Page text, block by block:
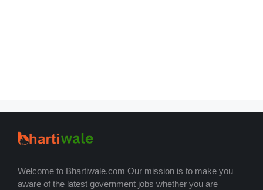
Welcome to Bhartiwale.com Our mission is to make you
aware of the latest government jobs whether you are